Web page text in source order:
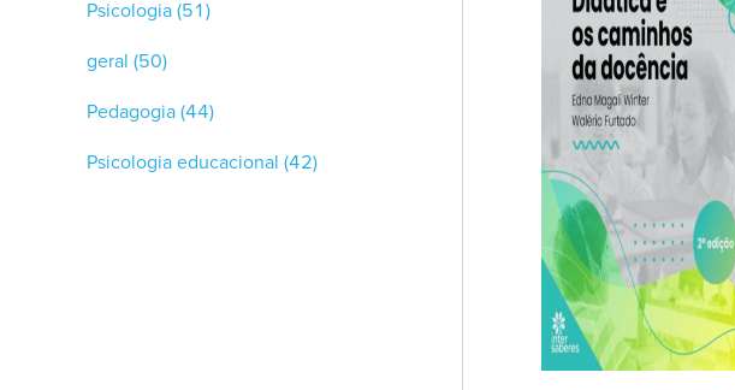
Psicologia(51)
geral (50)
Pedagogia(44)
Psicologia educacional (42)